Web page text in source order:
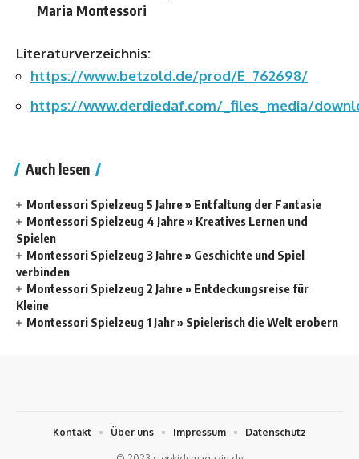
Maria Montessori
Literaturverzeichnis:
https://www.betzold.de/prod/E_762698/
https://www.derdiedaf.com/_files_media/
Auch lesen
Montessori Spielzeug 5 Jahre » Entfaltung der Fantasie
Montessori Spielzeug 4 Jahre » Kreatives Lernen und
Spielen
Montessori Spielzeug 3 Jahre » Geschichte und Spiel
verbinden
Montessori Spielzeug 2 Jahre » Entdeckungsreise für
Kleine
Montessori Spielzeug 1 Jahr » Spielerisch die Welt erobern
Kontakt Über uns Impressum Datenschutz